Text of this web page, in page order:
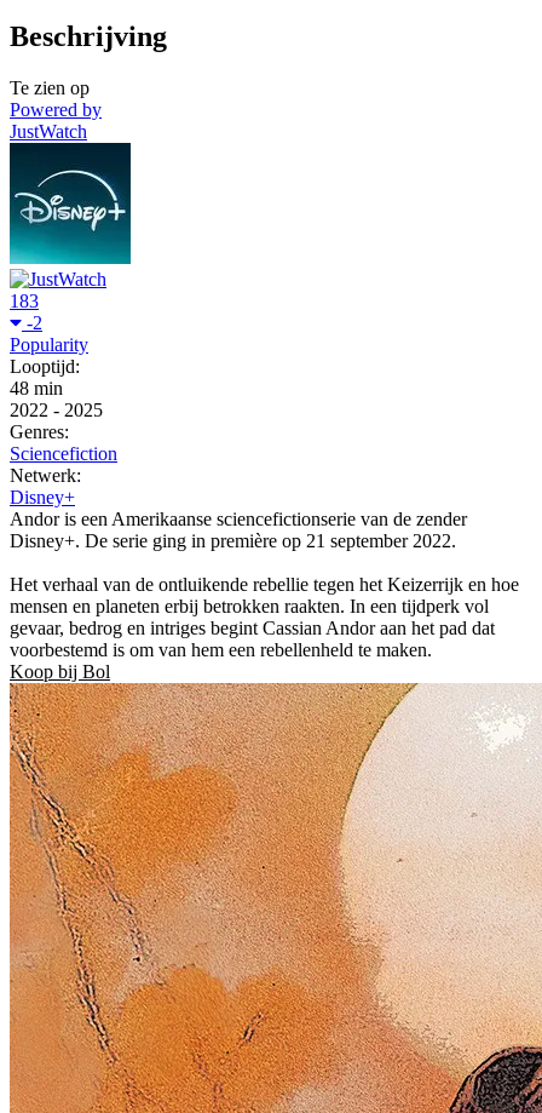
Beschrijving
Te zien op
Powered by
JustWatch
183
-2
Popularity
Looptijd:
48 min
2022 - 2025
Genres:
Sciencefiction
Netwerk:
Disney+
Andor is een Amerikaanse sciencefictionserie van de zender
Disney+. De serie ging in première op 21 september 2022.
Het verhaal van de ontluikende rebellie tegen het Keizerrijk en hoe
mensen en planeten erbij betrokken raakten. In een tijdperk vol
gevaar, bedrog en intriges begint Cassian Andor aan het pad dat
voorbestemd is om van hem een rebellenheld te maken.
Koop bij Bol